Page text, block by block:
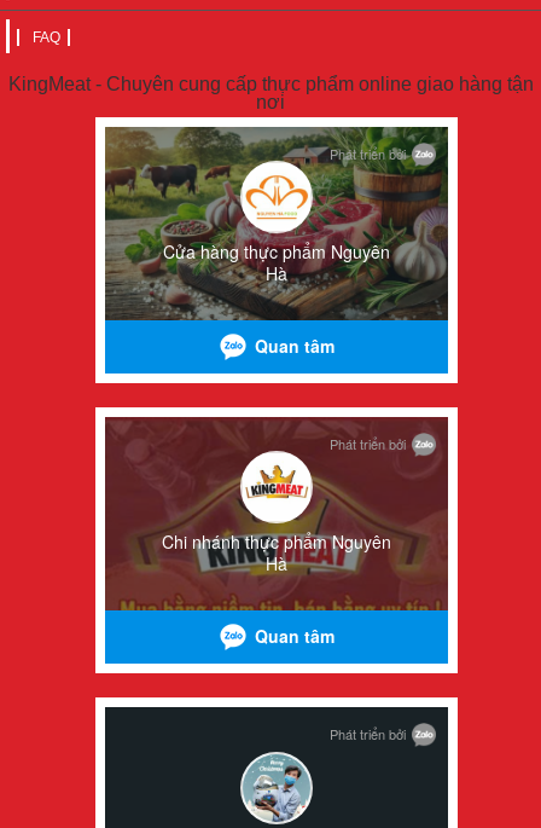
FAQ
KingMeat - Chuyên cung cấp thực phẩm online giao hàng tận
nơi